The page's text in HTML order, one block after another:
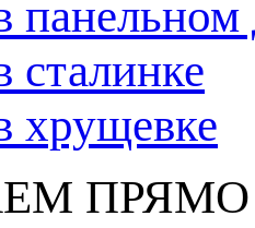
панельном
сталинке
хрущевке